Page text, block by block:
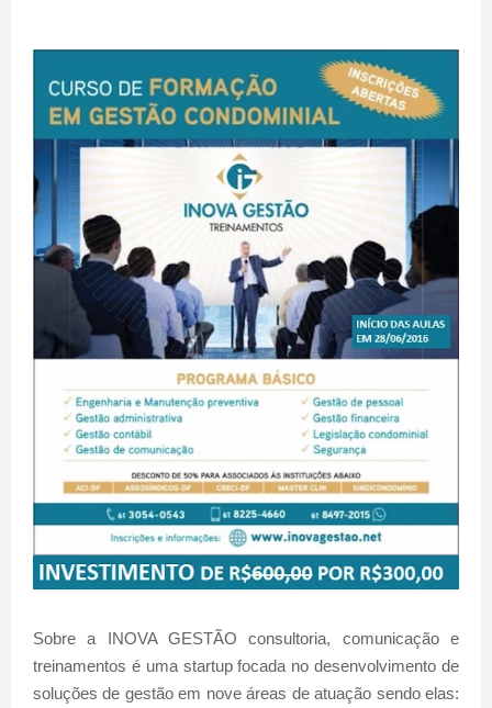
Sobre a INOVA GESTÃO consultoria, comunicação e
treinamentos é uma startup focada no desenvolvimento de
soluções de gestão em nove áreas de atuação sendo elas: